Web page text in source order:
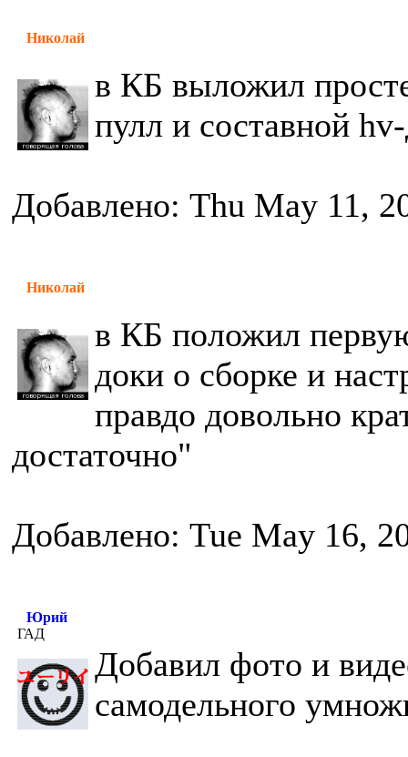
Николай
в КБ выложил
пулл и составной
Добавлено: Thu May 11,
Николай
в КБ положил
доки о сборке и
правдо довольно
достаточно"
Добавлено: Tue May 16,
Юрий
ГАД
Добавил фото и
самодельного